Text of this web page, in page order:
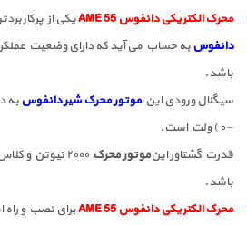
محرک الکتریکی دانفوس AME 55 یکی از
دانفوس به حساب می آید که دارای وضعیت
باشد.
سیگنال ورودی اینموتور محرک شیر دانفوس
– ۰ ) ولت است.
قدرت گشتاور اینموتور محرک
باشد.
محرک الکتریکی دانفوس AME 55
برای نصب و راه